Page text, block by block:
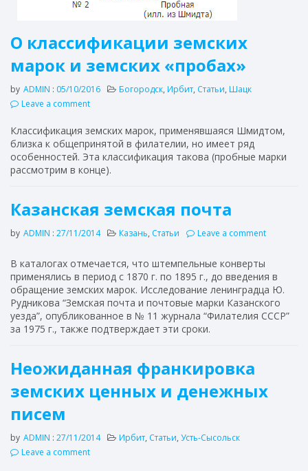
О классификации земских
марок и земских «пробах»
by ADMIN : 05/10/2016 Богородск, Ирбит, Статьи, Шацк
Leave a comment
Классификация земских марок, применявшаяся Шмидтом,
близка к общепринятой в филателии, но имеет ряд
особенностей. Эта классификация такова (пробные марки
рассмотрим в конце).
Казанская земская почта
by ADMIN : 27/11/2014 Казань, Статьи Leave a comment
В каталогах отмечается, что штемпельные конверты
применялись в период с 1870 г. по 1895 г., до введения в
обращение земских марок. Исследование ленинградца Ю.
Рудникова “Земская почта и почтовые марки Казанского
уезда”, опубликованное в № 11 журнала “Филателия СССР”
за 1975 г., также подтверждает эти сроки.
Неожиданная франкировка
земских ценных и денежных
писем
by ADMIN : 27/11/2014 Ирбит, Статьи, Усть-Сысольск
Leave a comment